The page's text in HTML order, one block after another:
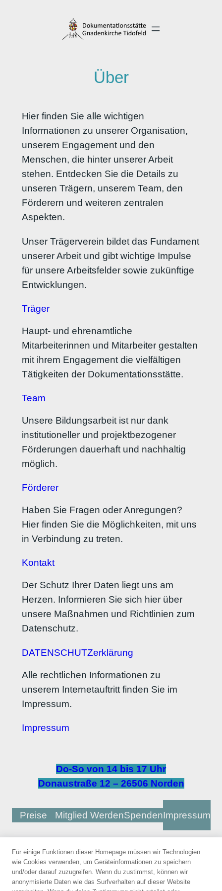
Über
Hier finden Sie alle wichtigen
Informationen zu unserer Organisation,
unserem Engagement und den
Menschen, die hinter unserer Arbeit
stehen. Entdecken Sie die Details zu
unseren Trägern, unserem Team, den
Förderern und weiteren zentralen
Aspekten.
Unser Trägerverein bildet das Fundament
unserer Arbeit und gibt wichtige Impulse
für unsere Arbeitsfelder sowie zukünftige
Entwicklungen.
Träger
Haupt- und ehrenamtliche
Mitarbeiterinnen und Mitarbeiter gestalten
mit ihrem Engagement die vielfältigen
Tätigkeiten der Dokumentationsstätte.
Team
Unsere Bildungsarbeit ist nur dank
institutioneller und projektbezogener
Förderungen dauerhaft und nachhaltig
möglich.
Förderer
Haben Sie Fragen oder Anregungen?
Hier finden Sie die Möglichkeiten, mit uns
in Verbindung zu treten.
Kontakt
Der Schutz Ihrer Daten liegt uns am
Herzen. Informieren Sie sich hier über
unsere Maßnahmen und Richtlinien zum
Datenschutz.
DATENSCHUTZerklärung
Alle rechtlichen Informationen zu
unserem Internetauftritt finden Sie im
Impressum.
Impressum
Do-So von 14 bis 17 Uhr
Donaustraße 12 – 26506 Norden
Preise Mitglied WerdenSpendenImpressum
Unterstützt
durch
Für einige Funktionen dieser Homepage müssen wir Technologien
wie Cookies verwenden, um Geräteinformationen zu speichern
und/oder darauf zuzugreifen. Wenn du zustimmst, können wir
anonymisierte Daten wie das Surfverhalten auf dieser Website